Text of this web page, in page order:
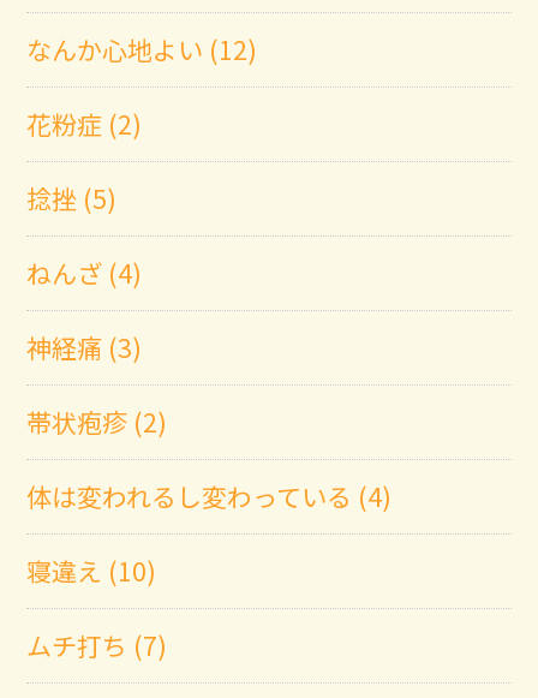
なんか心地よい (12)
花粉症 (2)
捻挫 (5)
ねんざ (4)
神経痛 (3)
帯状疱疹 (2)
体は変われるし変わっている (4)
寝違え (10)
ムチ打ち (7)